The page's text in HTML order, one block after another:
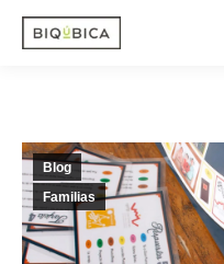
Blog
Familias